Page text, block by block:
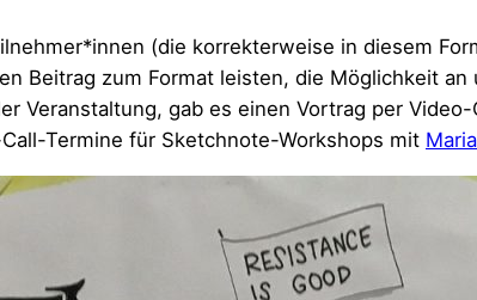
(die korrekterweise in diesem
Beitrag zum Format leisten, die Möglichkeit
Veranstaltung, gab es einen Vortrag per
Termine für Sketchnote-Workshops mit